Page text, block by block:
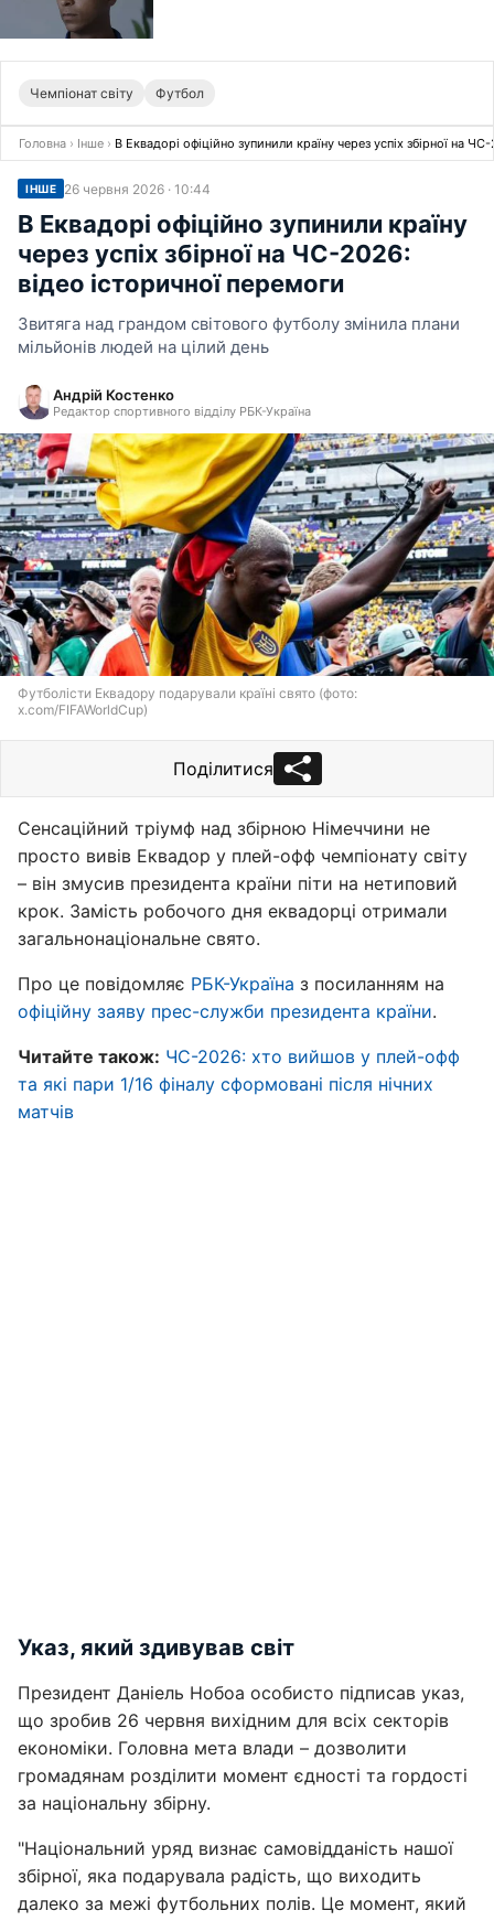
Чемпіонат світу Футбол
Головна › Інше › В Еквадорі офіційно зупинили країну через успіх збірної на
ІНШЕ 26 червня 2026 · 10:44
В Еквадорі офіційно зупинили країну
через успіх збірної на ЧС-2026:
відео історичної перемоги
Звитяга над грандом світового футболу змінила плани
мільйонів людей на цілий день
Андрій Костенко
Редактор спортивного відділу РБК-Україна
Футболісти Еквадору подарували країні свято (фото:
x.com/FIFAWorldCup)
Поділитися
Сенсаційний тріумф над збірною Німеччини не
просто вивів Еквадор у плей-офф чемпіонату світу
– він змусив президента країни піти на нетиповий
крок. Замість робочого дня еквадорці отримали
загальнонаціональне свято.
Про це повідомляє РБК-Україна з посиланням на
офіційну заяву прес-служби президента країни.
Читайте також: ЧС-2026: хто вийшов у плей-офф
та які пари 1/16 фіналу сформовані після нічних
матчів
Указ, який здивував світ
Президент Даніель Нобоа особисто підписав указ,
що зробив 26 червня вихідним для всіх секторів
економіки. Головна мета влади – дозволити
громадянам розділити момент єдності та гордості
за національну збірну.
"Національний уряд визнає самовідданість нашої
збірної, яка подарувала радість, що виходить
далеко за межі футбольних полів. Це момент, який